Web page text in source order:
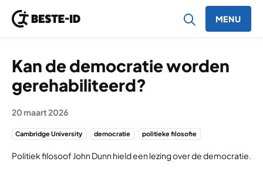
MENU
Kan de democratie worden
gerehabiliteerd?
20 maart 2026
Cambridge University democratie politieke filosofie
Politiek filosoof John Dunn hield een lezing over de democratie.